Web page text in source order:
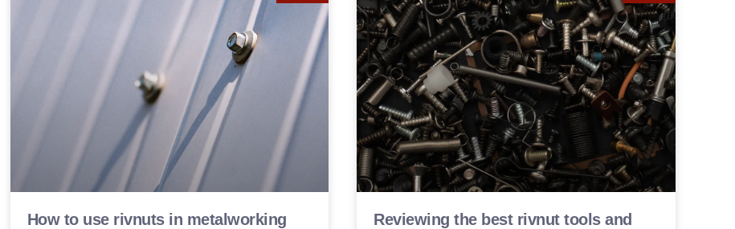
How to use rivnuts in metalworking
Reviewing the best rivnut tools and